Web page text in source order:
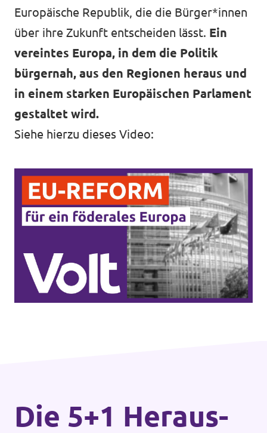
Europäische Republik, die die Bürger*innen
über ihre Zukunft entscheiden lässt. Ein
vereintes Europa, in dem die Politik
bürgernah, aus den Regionen heraus und
in einem starken Europäischen Parlament
gestaltet wird.
Siehe hierzu dieses Video:
Die 5+1 Heraus­